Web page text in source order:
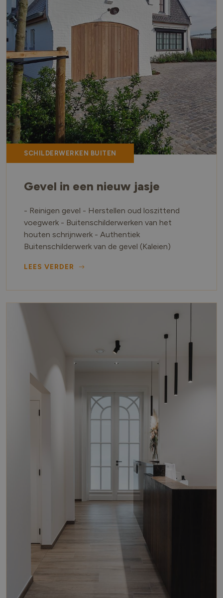
SCHILDERWERKEN BUITEN
Gevel in een nieuw jasje
- Reinigen gevel - Herstellen oud loszittend
voegwerk - Buitenschilderwerken van het
houten schrijnwerk - Authentiek
Buitenschilderwerk van de gevel (Kaleien)
LEES VERDER